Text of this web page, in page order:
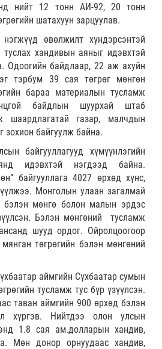
нийт 12 тонн АИ-92, 20 тонн
шатахуун зарцуулав.
өвөлжилт хүндэрсэнтэй
хандивын аяныг идэвхтэй
Одоогийн байдлаар, 22 аж ахуйн
тэрбум 39 сая төгрөг мөнгөн
бараа материалын тусламж
байдлын шуурхай штаб
шаардлагатай газар, малчдын
зохион байгуулж байна.
байгууллагууд хүмүүнлэгийн
идэвхтэй нэгдээд байна.
байгууллага 4027 өрхөд хүнс,
Монголын улаан загалмай
бэлэн мөнгө болон малын эрдэс
Бэлэн мөнгөний тусламж
шууд ордог. Ойролцоогоор
төгрөгийн бэлэн мөнгөний
аймгийн Сүхбаатар сумын
тусламж тус бүр үзүүлсэн.
таван аймгийн 900 өрхөд бэлэн
хүргэв. Нийтдээ олон улсын
1.8 сая ам.долларын хандив,
Мөн донор орнуудаас хандив,